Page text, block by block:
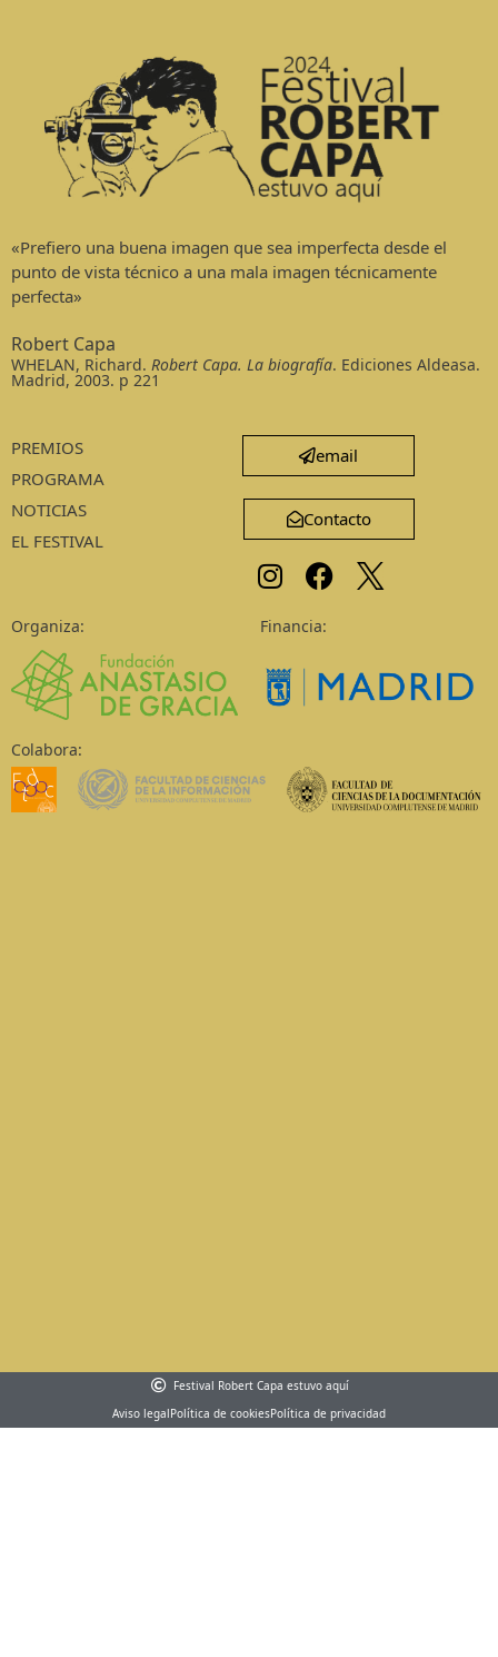
«Prefiero una buena imagen que sea imperfecta desde el
punto de vista técnico a una mala imagen técnicamente
perfecta»
Robert Capa
WHELAN, Richard. Robert Capa. La biografía. Ediciones Aldeasa.
Madrid, 2003. p 221
PREMIOS
PROGRAMA
NOTICIAS
EL FESTIVAL
email
Contacto
Organiza: Financia:
Colabora:
Festival Robert Capa estuvo aquí
Aviso legalPolítica de cookiesPolítica de privacidad